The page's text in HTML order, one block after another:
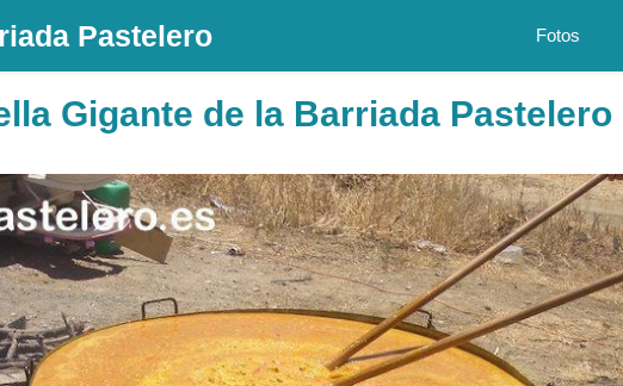
Pastelero Fotos
Gigante de la Barriada Pastelero